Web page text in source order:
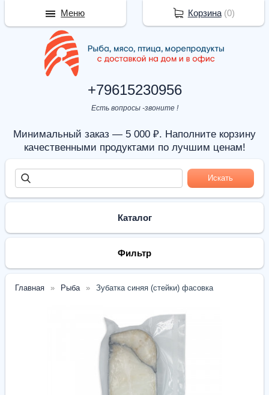
+79615230956
Есть вопросы -звоните !
Минимальный заказ — 5 000 ₽. Наполните корзину
качественными продуктами по лучшим ценам!
Каталог
Фильтр
Главная Рыба Зубатка синяя (стейки) фасовка
Корзина(0)
Меню